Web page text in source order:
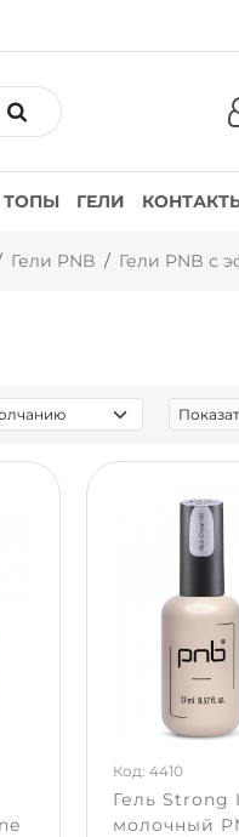
ТОПЫ ГЕЛИ
Гели PNB Гели PNB с
Код: 4410
Гель Strong
молочный